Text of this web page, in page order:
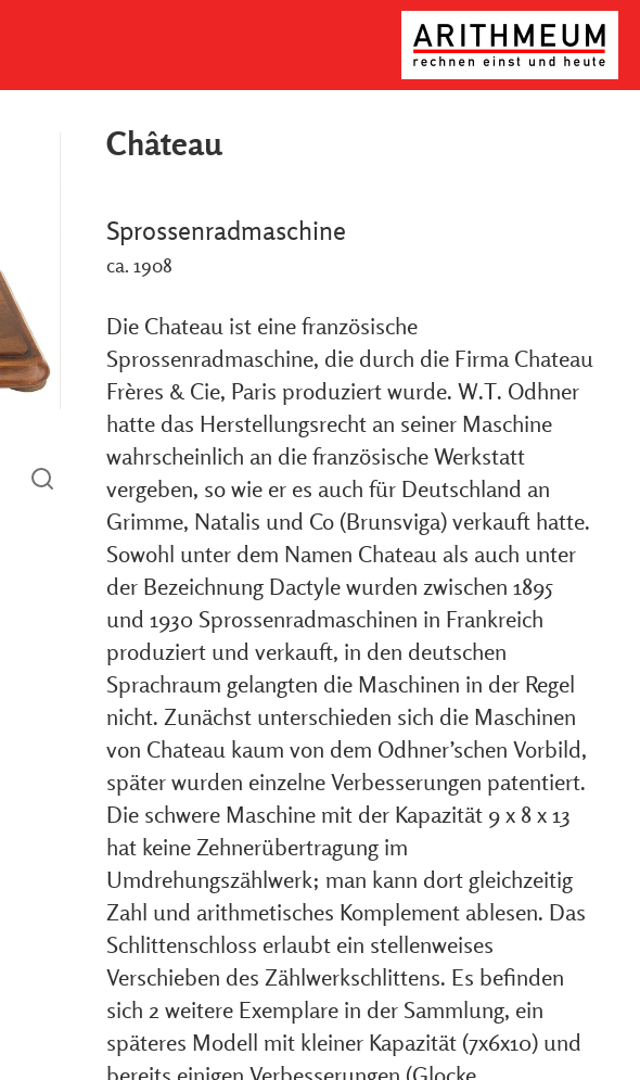
Château
Sprossenradmaschine
ca. 1908
Die Chateau ist eine französische
Sprossenradmaschine, die durch die Firma Chateau
Frères & Cie, Paris produziert wurde. W.T. Odhner
hatte das Herstellungsrecht an seiner Maschine
wahrscheinlich an die französische Werkstatt
vergeben, so wie er es auch für Deutschland an
Grimme, Natalis und Co (Brunsviga) verkauft hatte.
Sowohl unter dem Namen Chateau als auch unter
der Bezeichnung Dactyle wurden zwischen 1895
und 1930 Sprossenradmaschinen in Frankreich
produziert und verkauft, in den deutschen
Sprachraum gelangten die Maschinen in der Regel
nicht. Zunächst unterschieden sich die Maschinen
von Chateau kaum von dem Odhner’schen Vorbild,
später wurden einzelne Verbesserungen patentiert.
Die schwere Maschine mit der Kapazität 9 x 8 x 13
hat keine Zehnerübertragung im
Umdrehungszählwerk; man kann dort gleichzeitig
Zahl und arithmetisches Komplement ablesen. Das
Schlittenschloss erlaubt ein stellenweises
Verschieben des Zählwerkschlittens. Es befinden
sich 2 weitere Exemplare in der Sammlung, ein
späteres Modell mit kleiner Kapazität (7x6x10) und